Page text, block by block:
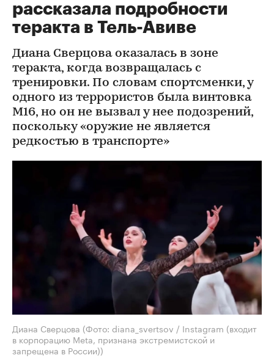
рассказала подробности
теракта в Тель-Авиве
Диана Сверцова оказалась в зоне
теракта, когда возвращалась с
тренировки. По словам спортсменки, у
одного из террористов была винтовка
М16, но он не вызвал у нее подозрений,
поскольку «оружие не является
редкостью в транспорте»
Диана Сверцова (Фото: diana_svertsov / Instagram (входит
в корпорацию Meta, признана экстремистской и
запрещена в России))